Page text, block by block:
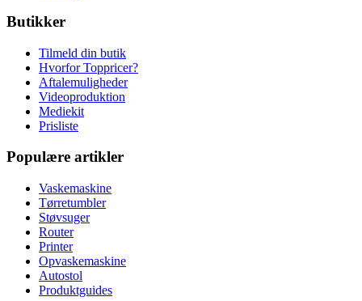
Butikker
Tilmeld din butik
Hvorfor Toppricer?
Aftalemuligheder
Videoproduktion
Mediekit
Prisliste
Populære artikler
Vaskemaskine
Tørretumbler
Støvsuger
Router
Printer
Opvaskemaskine
Autostol
Produktguides